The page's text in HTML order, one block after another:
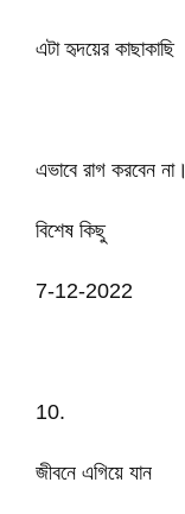
এটা হৃদয়ের কাছাকাছি
এভাবে রাগ করবেন না।
বিশেষ কিছু
7-12-2022
10.
জীবনে এগিয়ে যান